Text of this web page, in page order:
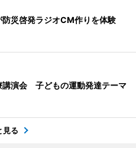
防災啓発ラジオCM作りを体験
講演会 子どもの運動発達テーマ
見る